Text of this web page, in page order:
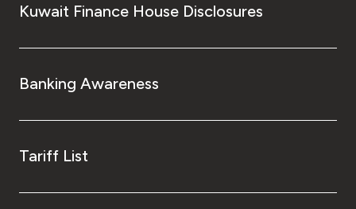
Kuwait Finance House Disclosures
Banking Awareness
Tariff List